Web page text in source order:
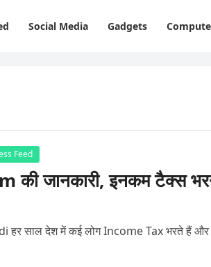
Social Media Gadgets
Feed
जानकारी, इनकम टैक्स
साल देश में कई लोग Income Tax भरते हैं और